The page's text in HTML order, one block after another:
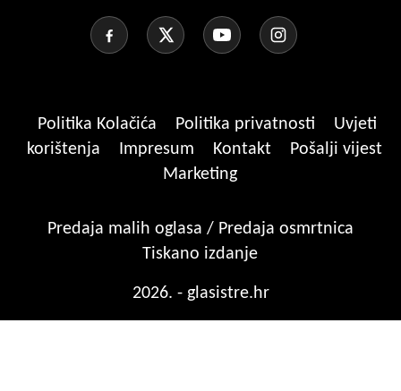
Politika Kolačića Politika privatnosti
Uvjeti
korištenja
Impresum Kontakt
Pošalji vijest
Marketing
Predaja malih oglasa / Predaja osmrtnica
Tiskano izdanje
2026. - glasistre.hr